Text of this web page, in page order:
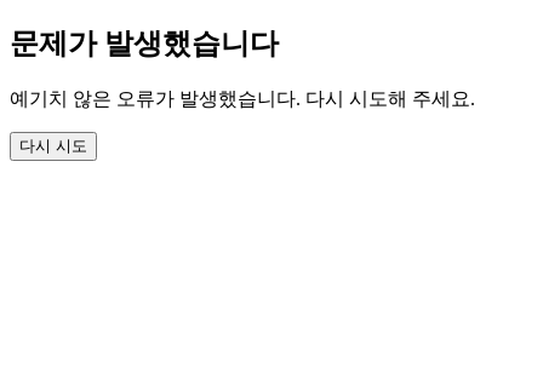
문제가 발생했습니다
예기치 않은 오류가 발생했습니다. 다시 시도해 주세요.
다시 시도